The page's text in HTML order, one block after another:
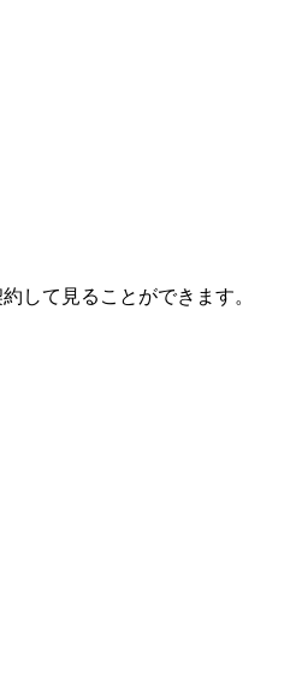
して見ることができます。